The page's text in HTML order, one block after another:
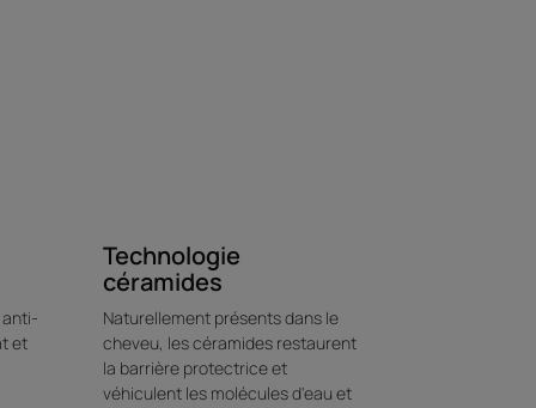
les longueurs les plus sèches sont
longue tenue.
de la chaleur jusqu'à 230°C.
Karité, la formule sublime et assouplit la
et
Technologie
céramides
Naturellement présents dans le
cheveu, les céramides restaurent
la barrière protectrice et
véhiculent les molécules d'eau et